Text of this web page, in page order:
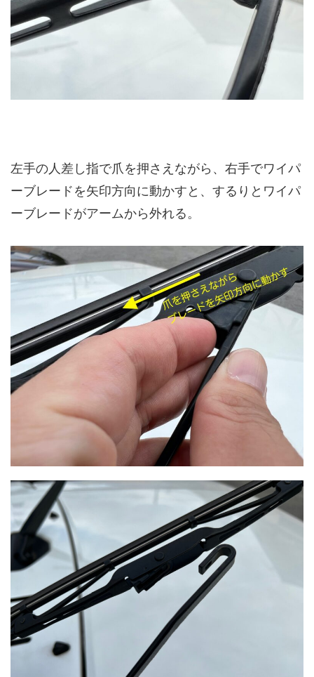
左手の人差し指で爪を押さえながら、右手でワイパ
ーブレードを矢印方向に動かすと、するりとワイパ
ーブレードがアームから外れる。